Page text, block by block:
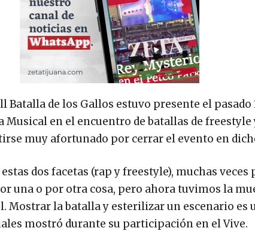
Batalla de los Gallos estuvo presente el pasado
en el encuentro de batallas de
muy afortunado por cerrar el evento en
dos facetas (rap y freestyle), muchas veces
una o por otra cosa, pero ahora tuvimos la
Mostrar la batalla y esterilizar un escenario es
mostró durante su participación en el Vive.